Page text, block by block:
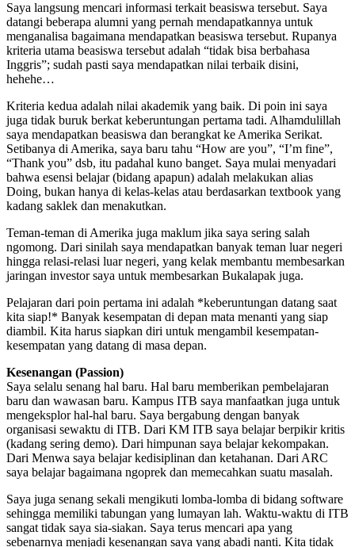
Saya langsung mencari informasi terkait beasiswa tersebut. Saya
datangi beberapa alumni yang pernah mendapatkannya untuk
menganalisa bagaimana mendapatkan beasiswa tersebut. Rupanya
kriteria utama beasiswa tersebut adalah “tidak bisa berbahasa
Inggris”; sudah pasti saya mendapatkan nilai terbaik disini,
hehehe…
Kriteria kedua adalah nilai akademik yang baik. Di poin ini saya
juga tidak buruk berkat keberuntungan pertama tadi. Alhamdulillah
saya mendapatkan beasiswa dan berangkat ke Amerika Serikat.
Setibanya di Amerika, saya baru tahu “How are you”, “I’m fine”,
“Thank you” dsb, itu padahal kuno banget. Saya mulai menyadari
bahwa esensi belajar (bidang apapun) adalah melakukan alias
Doing, bukan hanya di kelas-kelas atau berdasarkan textbook yang
kadang saklek dan menakutkan.
Teman-teman di Amerika juga maklum jika saya sering salah
ngomong. Dari sinilah saya mendapatkan banyak teman luar negeri
hingga relasi-relasi luar negeri, yang kelak membantu membesarkan
jaringan investor saya untuk membesarkan Bukalapak juga.
Pelajaran dari poin pertama ini adalah *keberuntungan datang saat
kita siap!* Banyak kesempatan di depan mata menanti yang siap
diambil. Kita harus siapkan diri untuk mengambil kesempatan-
kesempatan yang datang di masa depan.
Kesenangan (Passion)
Saya selalu senang hal baru. Hal baru memberikan pembelajaran
baru dan wawasan baru. Kampus ITB saya manfaatkan juga untuk
mengeksplor hal-hal baru. Saya bergabung dengan banyak
organisasi sewaktu di ITB. Dari KM ITB saya belajar berpikir kritis
(kadang sering demo). Dari himpunan saya belajar kekompakan.
Dari Menwa saya belajar kedisiplinan dan ketahanan. Dari ARC
saya belajar bagaimana ngoprek dan memecahkan suatu masalah.
Saya juga senang sekali mengikuti lomba-lomba di bidang software
sehingga memiliki tabungan yang lumayan lah. Waktu-waktu di ITB
sangat tidak saya sia-siakan. Saya terus mencari apa yang
sebenarnya menjadi kesenangan saya yang abadi nanti. Kita tidak